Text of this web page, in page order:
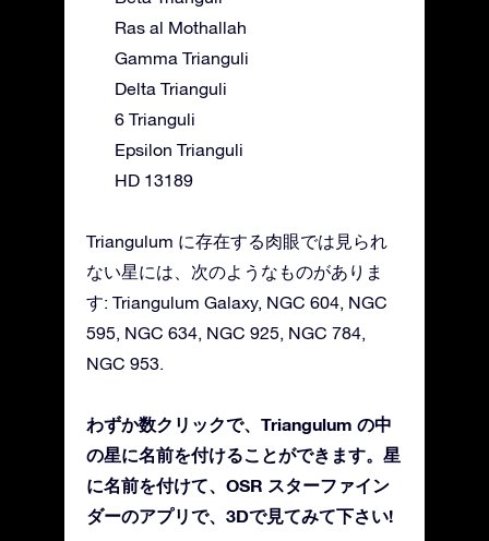
Ras al Mothallah
Gamma Trianguli
Delta Trianguli
6 Trianguli
Epsilon Trianguli
HD 13189
Triangulum に存在する肉眼では見られ
ない星には、次のようなものがありま
す: Triangulum Galaxy, NGC 604, NGC
595, NGC 634, NGC 925, NGC 784,
NGC 953.
わずか数クリックで、Triangulum の中
の星に名前を付けることができます。星
に名前を付けて、OSR スターファイン
ダーのアプリで、3Dで見てみて下さい!